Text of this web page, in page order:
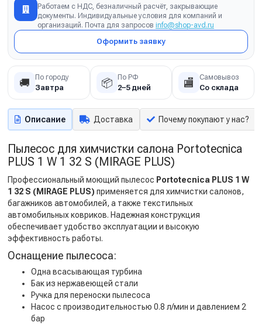
Работаем с НДС, безналичный расчёт, закрывающие
документы. Индивидуальные условия для компаний и
организаций. Почта для запросов info@shop-avd.ru
Оформить заявку
🚚 По городу
Завтра 📦 По РФ
2–5 дней 🏬 Самовывоз
Со склада
Описание Доставка Почему покупают у нас?
Пылесос для химчистки салона Portotecnica
PLUS 1 W 1 32 S (MIRAGE PLUS)
Профессиональный моющий пылесос Portotecnica PLUS 1 W
1 32 S (MIRAGE PLUS) применяется для химчистки салонов,
багажников автомобилей, а также текстильных
автомобильных ковриков. Надежная конструкция
обеспечивает удобство эксплуатации и высокую
эффективность работы.
Оснащение пылесоса:
Одна всасывающая турбина
Бак из нержавеющей стали
Ручка для переноски пылесоса
Насос с производительностью 0.8 л/мин и давлением 2
бар